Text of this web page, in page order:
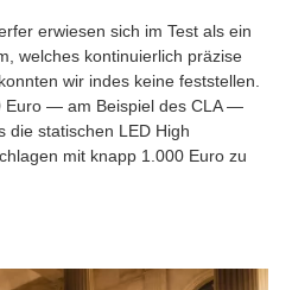
erwiesen sich im Test als ein
welches kontinuierlich präzise
wir indes keine feststellen.
Euro — am Beispiel des CLA —
die statischen LED High
mit knapp 1.000 Euro zu